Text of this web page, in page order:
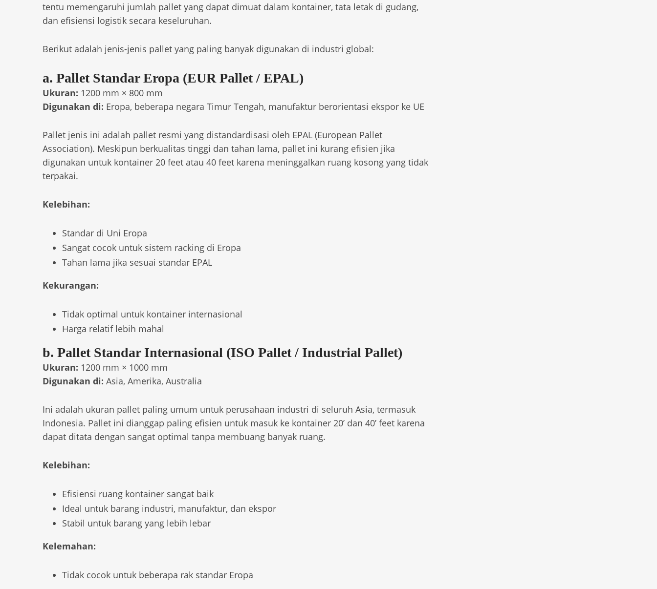
tentu memengaruhi jumlah pallet yang dapat dimuat dalam kontainer, tata letak di gudang,
dan efisiensi logistik secara keseluruhan.
Berikut adalah jenis-jenis pallet yang paling banyak digunakan di industri global:
a. Pallet Standar Eropa (EUR Pallet / EPAL)
Ukuran: 1200 mm × 800 mm
Digunakan di: Eropa, beberapa negara Timur Tengah, manufaktur berorientasi ekspor ke UE
Pallet jenis ini adalah pallet resmi yang distandardisasi oleh EPAL (European Pallet
Association). Meskipun berkualitas tinggi dan tahan lama, pallet ini kurang efisien jika
digunakan untuk kontainer 20 feet atau 40 feet karena meninggalkan ruang kosong yang tidak
terpakai.
Kelebihan:
Standar di Uni Eropa
Sangat cocok untuk sistem racking di Eropa
Tahan lama jika sesuai standar EPAL
Kekurangan:
Tidak optimal untuk kontainer internasional
Harga relatif lebih mahal
b. Pallet Standar Internasional (ISO Pallet / Industrial Pallet)
Ukuran: 1200 mm × 1000 mm
Digunakan di: Asia, Amerika, Australia
Ini adalah ukuran pallet paling umum untuk perusahaan industri di seluruh Asia, termasuk
Indonesia. Pallet ini dianggap paling efisien untuk masuk ke kontainer 20’ dan 40’ feet karena
dapat ditata dengan sangat optimal tanpa membuang banyak ruang.
Kelebihan:
Efisiensi ruang kontainer sangat baik
Ideal untuk barang industri, manufaktur, dan ekspor
Stabil untuk barang yang lebih lebar
Kelemahan:
Tidak cocok untuk beberapa rak standar Eropa